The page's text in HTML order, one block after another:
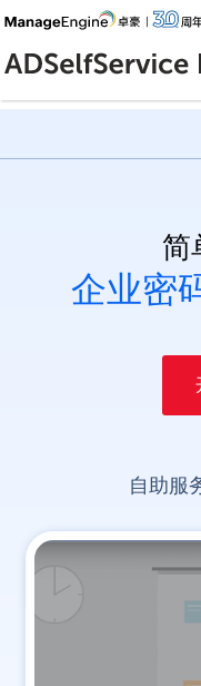
简
企业密
自助服